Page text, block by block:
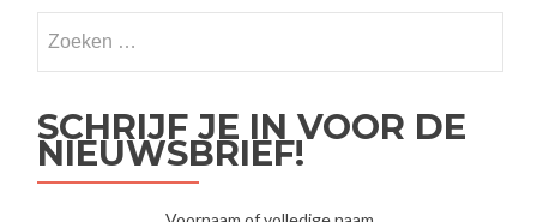
SCHRIJF JE IN VOOR DE
NIEUWSBRIEF!